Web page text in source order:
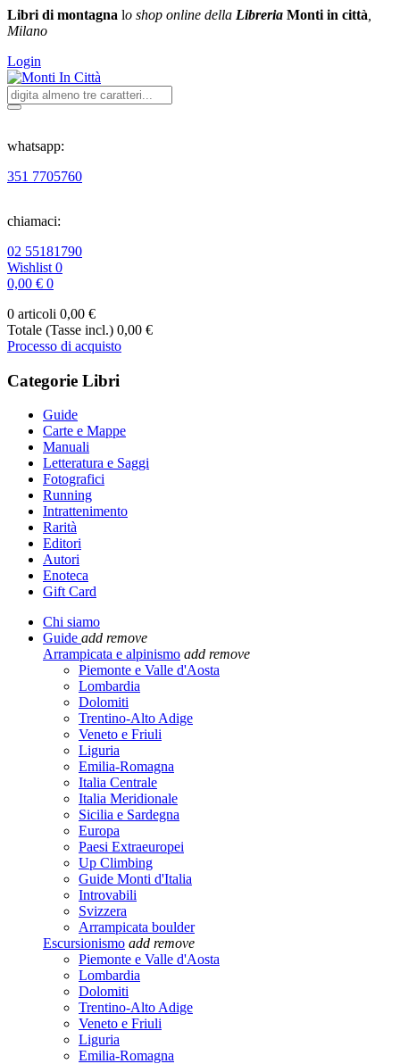
Libri di montagna lo shop online della Libreria Monti in città
Milano
Login
whatsapp:
351 7705760
chiamaci:
02 55181790
Wishlist 0
0,00 € 0
0 articoli 0,00 €
Totale (Tasse incl.) 0,00 €
Processo di acquisto
Categorie Libri
Guide
Carte e Mappe
Manuali
Letteratura e Saggi
Fotografici
Running
Intrattenimento
Rarità
Editori
Autori
Enoteca
Gift Card
Chi siamo
Guide add remove
Arrampicata e alpinismo add remove
Piemonte e Valle d'Aosta
Lombardia
Dolomiti
Trentino-Alto Adige
Veneto e Friuli
Liguria
Emilia-Romagna
Italia Centrale
Italia Meridionale
Sicilia e Sardegna
Europa
Paesi Extraeuropei
Up Climbing
Guide Monti d'Italia
Introvabili
Svizzera
Arrampicata boulder
Escursionismo add remove
Piemonte e Valle d'Aosta
Lombardia
Dolomiti
Trentino-Alto Adige
Veneto e Friuli
Liguria
Emilia-Romagna